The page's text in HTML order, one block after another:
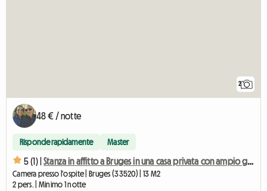
2
48 € / notte
Risponde rapidamente Master
5 (1) | Stanza in affitto a Bruges in una casa privata con ampio giardino
Camera presso l'ospite | Bruges (33520) | 13 M2
2 pers. | Minimo 1 notte